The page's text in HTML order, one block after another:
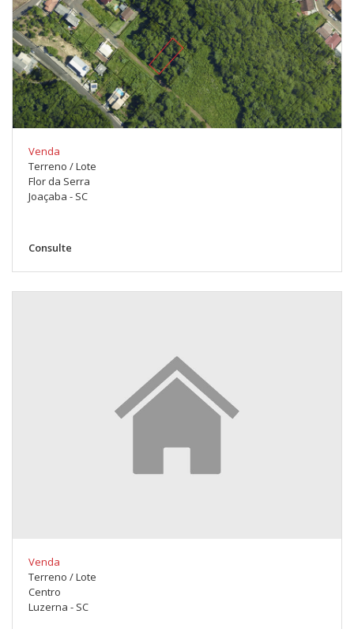
Venda
Terreno / Lote
Flor da Serra
Joaçaba - SC
Consulte
Venda
Terreno / Lote
Centro
Luzerna - SC